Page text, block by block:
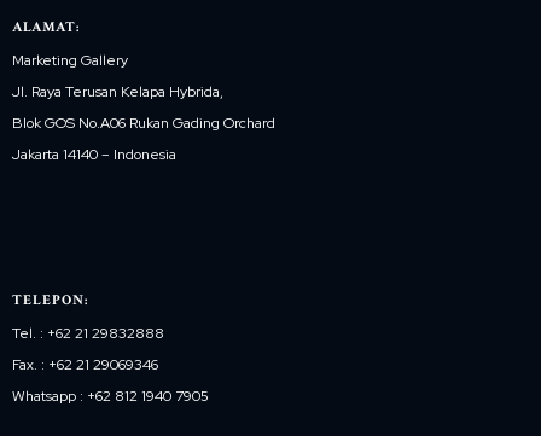
ALAMAT:
Marketing Gallery
Jl. Raya Terusan Kelapa Hybrida,
Blok GOS No.A06 Rukan Gading Orchard
Jakarta 14140 – Indonesia
TELEPON:
Tel. : +62 21 29832888
Fax. : +62 21 29069346
Whatsapp : +62 812 1940 7905